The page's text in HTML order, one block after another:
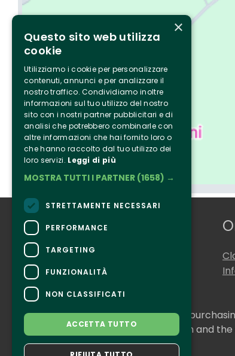
Who we are
Tenuta Selvaggia
Contacts
CONTACTS
For information and support in
For information on the program and
Accessibility statement
×
Questo sito web utilizza
cookie
Utilizziamo i cookie per personalizzare
contenuti, annunci e per analizzare il
nostro traffico. Condividiamo inoltre
informazioni sul tuo utilizzo del nostro
sito con i nostri partner pubblicitari e di
analisi che potrebbero combinarle con
altre informazioni che hai fornito loro o
che hanno raccolto dal tuo utilizzo dei
loro servizi. Leggi di più
MOSTRA TUTTI I PARTNER (1658) →
STRETTAMENTE NECESSARI
PERFORMANCE
TARGETING
FUNZIONALITÀ
NON CLASSIFICATI
ACCETTA TUTTO